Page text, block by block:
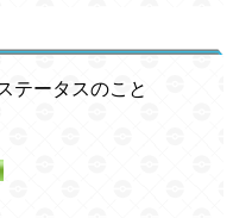
テータスのこと